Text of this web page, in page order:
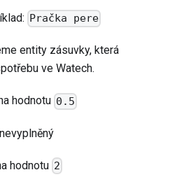
Pračka pere
entity zásuvky, která
ve Watech.
hodnotu 0.5
hodnotu 2